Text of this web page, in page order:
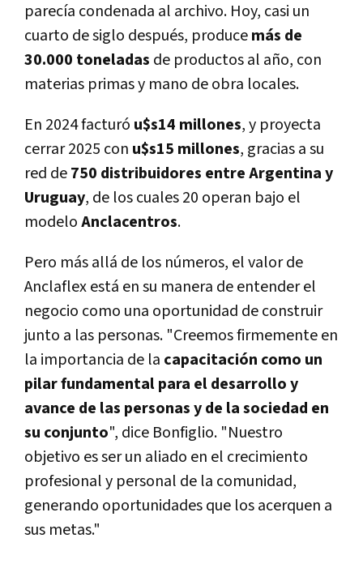
parecía condenada al archivo. Hoy, casi un
cuarto de siglo después, producemás de
30.000 toneladas de productos al año, con
materias primas y mano de obra locales.
En 2024 facturó u$s14 millones, y proyecta
cerrar 2025 con u$s15 millones, gracias a su
red de750 distribuidores entre Argentina y
Uruguay, de los cuales 20 operan bajo el
modeloAnclacentros.
Pero más allá de los números, el valor de
Anclaflex está en su manera de entender el
negocio como una oportunidad de construir
junto a las personas. "Creemos firmemente en
la importancia de la capacitación como un
pilar fundamental para el desarrollo y
avance de las personas y de la sociedad en
su conjunto", dice Bonfiglio. "Nuestro
objetivo es ser un aliado en el crecimiento
profesional y personal de la comunidad,
generando oportunidades que los acerquen a
sus metas."